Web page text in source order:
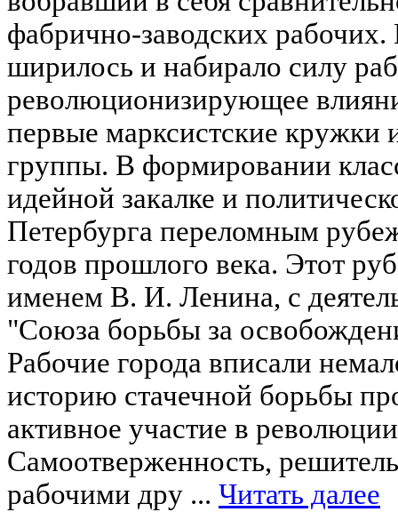
фабрично-заводских рабочих.
ширилось и набирало силу
революционизирующее
первые марксистские кружки
группы. В формировании
идейной закалке и
Петербурга переломным
годов прошлого века. Этот
именем В. И. Ленина, с
"Союза борьбы за
Рабочие города вписали
историю стачечной борьбы
активное участие в
Самоотверженность,
рабочими дру ... Читать далее